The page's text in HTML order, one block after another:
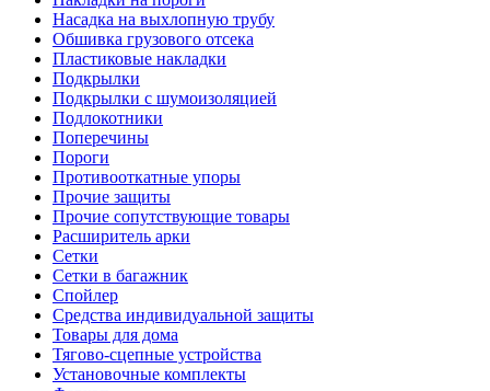
Насадка на выхлопную трубу
Обшивка грузового отсека
Пластиковые накладки
Подкрылки
Подкрылки с шумоизоляцией
Подлокотники
Поперечины
Пороги
Противооткатные упоры
Прочие защиты
Прочие сопутствующие товары
Расширитель арки
Сетки
Сетки в багажник
Спойлер
Средства индивидуальной защиты
Товары для дома
Тягово-сцепные устройства
Установочные комплекты